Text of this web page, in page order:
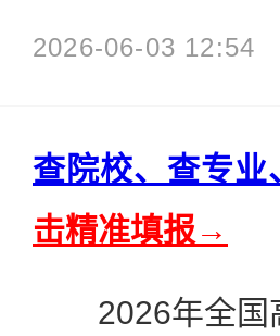
2026-06-03 12:54
查院校、查专
击精准填报→
2026年全国高